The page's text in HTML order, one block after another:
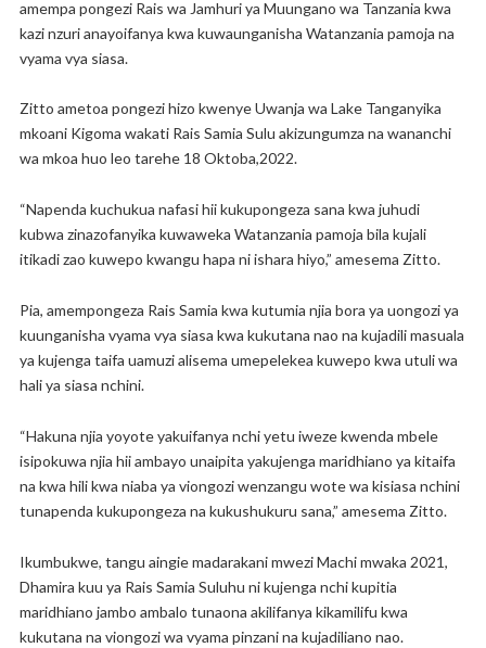
amempa pongezi Rais wa Jamhuri ya Muungano wa Tanzania kwa
kazi nzuri anayoifanya kwa kuwaunganisha Watanzania pamoja na
vyama vya siasa.
Zitto ametoa pongezi hizo kwenye Uwanja wa Lake Tanganyika
mkoani Kigoma wakati Rais Samia Sulu akizungumza na wananchi
wa mkoa huo leo tarehe 18 Oktoba,2022.
“Napenda kuchukua nafasi hii kukupongeza sana kwa juhudi
kubwa zinazofanyika kuwaweka Watanzania pamoja bila kujali
itikadi zao kuwepo kwangu hapa ni ishara hiyo,” amesema Zitto.
Pia, amempongeza Rais Samia kwa kutumia njia bora ya uongozi ya
kuunganisha vyama vya siasa kwa kukutana nao na kujadili masuala
ya kujenga taifa uamuzi alisema umepelekea kuwepo kwa utuli wa
hali ya siasa nchini.
“Hakuna njia yoyote yakuifanya nchi yetu iweze kwenda mbele
isipokuwa njia hii ambayo unaipita yakujenga maridhiano ya kitaifa
na kwa hili kwa niaba ya viongozi wenzangu wote wa kisiasa nchini
tunapenda kukupongeza na kukushukuru sana,” amesema Zitto.
Ikumbukwe, tangu aingie madarakani mwezi Machi mwaka 2021,
Dhamira kuu ya Rais Samia Suluhu ni kujenga nchi kupitia
maridhiano jambo ambalo tunaona akilifanya kikamilifu kwa
kukutana na viongozi wa vyama pinzani na kujadiliano nao.